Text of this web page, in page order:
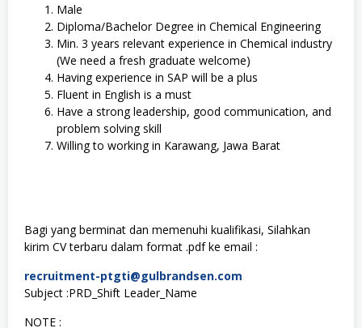
Male
Diploma/Bachelor Degree in Chemical Engineering
Min. 3 years relevant experience in Chemical industry
(We need a fresh graduate welcome)
Having experience in SAP will be a plus
Fluent in English is a must
Have a strong leadership, good communication, and
problem solving skill
Willing to working in Karawang, Jawa Barat
Bagi yang berminat dan memenuhi kualifikasi, Silahkan
kirim CV terbaru dalam format .pdf ke email :
recruitment-ptgti@gulbrandsen.com
Subject :PRD_Shift Leader_Name
NOTE :